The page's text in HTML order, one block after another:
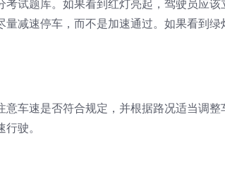
试题库。如果看到红灯亮起，驾驶员应该
减速停车，而不是加速通过。如果看到绿
车速是否符合规定，并根据路况适当调整
驶。